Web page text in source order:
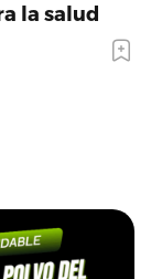
la salud